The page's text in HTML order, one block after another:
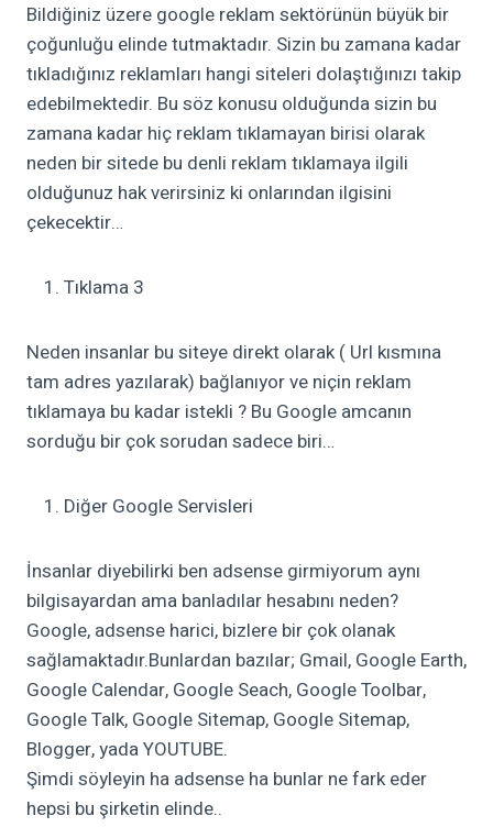
Bildiğiniz üzere google reklam sektörünün büyük bir
çoğunluğu elinde tutmaktadır. Sizin bu zamana kadar
tıkladığınız reklamları hangi siteleri dolaştığınızı takip
edebilmektedir. Bu söz konusu olduğunda sizin bu
zamana kadar hiç reklam tıklamayan birisi olarak
neden bir sitede bu denli reklam tıklamaya ilgili
olduğunuz hak verirsiniz ki onlarından ilgisini
çekecektir…
Tıklama 3
Neden insanlar bu siteye direkt olarak ( Url kısmına
tam adres yazılarak) bağlanıyor ve niçin reklam
tıklamaya bu kadar istekli ? Bu Google amcanın
sorduğu bir çok sorudan sadece biri…
Diğer Google Servisleri
İnsanlar diyebilirki ben adsense girmiyorum aynı
bilgisayardan ama banladılar hesabını neden?
Google, adsense harici, bizlere bir çok olanak
sağlamaktadır.Bunlardan bazılar; Gmail, Google Earth,
Google Calendar, Google Seach, Google Toolbar,
Google Talk, Google Sitemap, Google Sitemap,
Blogger, yada YOUTUBE.
Şimdi söyleyin ha adsense ha bunlar ne fark eder
hepsi bu şirketin elinde..